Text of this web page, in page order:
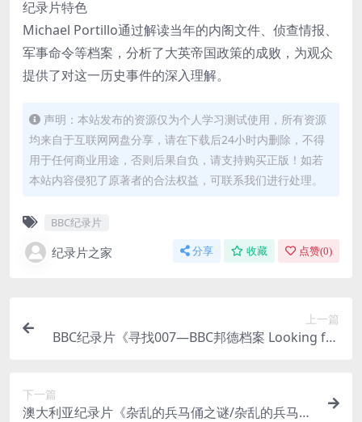
纪录片特色
Michael Portillo通过解读当年的内阁文件、侦查情报、
军事命令等档案，分析了大英帝国政策的成败，为观众
提供了对这一历史事件的深入理解。
声明：本站发布的资源仅为个人学习测试使用，所有资源
均来自于互联网网盘分享，请在下载后24小时内删除，不得
用于任何商业用途，否则后果自负，请支持购买正版！如若
本站内容侵犯了原著者的合法权益，可联系我们进行处理。
BBC纪录片
纪录片之家 分享 收藏 点赞(0)
上一篇
BBC纪录片《寻找007—BBC邦德档案 Looking for
下一篇
澳大利亚纪录片《杂乱的兵马俑之谜/杂乱的兵马俑